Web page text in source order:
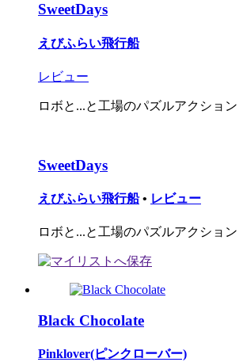
SweetDays
えびふらい飛行船
レビュー
ロボと...と工場のパズルアクション
SweetDays
えびふらい飛行船 • レビュー
ロボと...と工場のパズルアクション
Black Chocolate
Pinklover(ピンクローバー)